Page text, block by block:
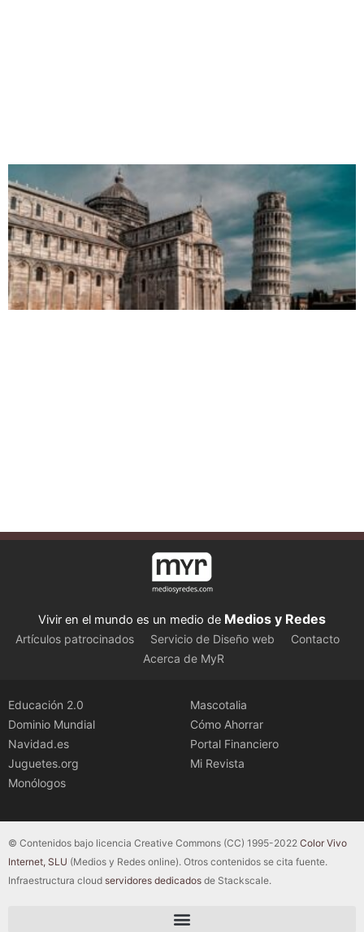
Vivir en el mundo es un medio de Medios y Redes
Artículos patrocinados Servicio de Diseño web
Contacto
Acerca de MyR
Educación 2.0
Dominio Mundial
Navidad.es
Juguetes.org
Monólogos
Mascotalia
Cómo Ahorrar
Portal Financiero
Mi Revista
© Contenidos bajo licencia Creative Commons (CC) 1995-2022 Color Vivo
Internet, SLU (Medios y Redes online). Otros contenidos se cita fuente.
Infraestructura cloud servidores dedicados de Stackscale.